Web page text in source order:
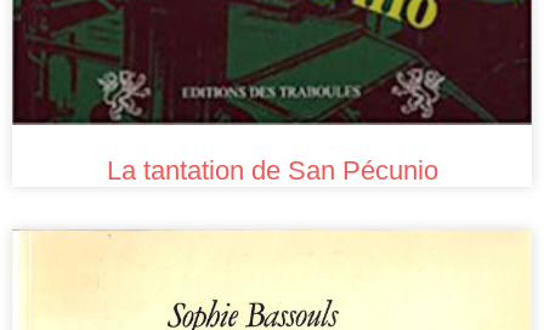
La tantation de San Pécunio